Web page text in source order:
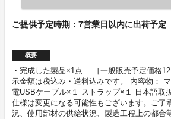
ご提供予定時期：7営業日以内に出荷予定
概要
・完成した製品×1点 ［一般販売予定価格
示金額は税込み・送料込みです。 内容物：
電USBケーブル×１ ストラップ×１ 日本語取
仕様は変更になる可能性もございます。ご
況、使用部材の供給状況、製造工程上の都合